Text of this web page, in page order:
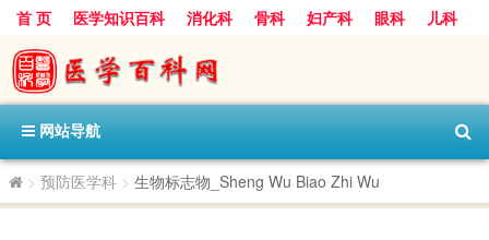
首 页 医学知识百科 消化科 骨科 妇产科 眼科
儿科
心血管病科
呼吸科 神经科
内分泌科
口腔科
网站导航
> 预防医学科 > 生物标志物_Sheng Wu Biao Zhi Wu